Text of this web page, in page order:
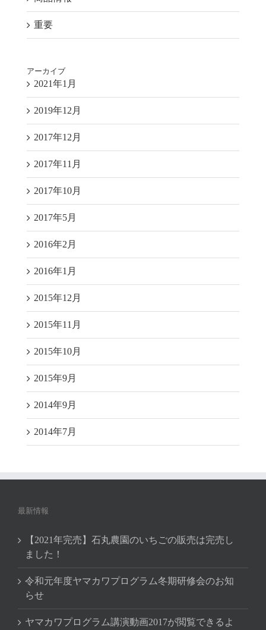
重要
アーカイブ
2021年1月
2019年12月
2017年12月
2017年11月
2017年10月
2017年5月
2016年2月
2016年1月
2015年12月
2015年11月
2015年10月
2015年9月
2014年9月
2014年7月
最新情報
【2021年完売】石丸農園のいちごの販売は完売し
ました！
令和元年度ヤマカワプログラム冬期研修会のお知
らせ
ヤマカワプログラム講演動画2017が閲覧できるよ